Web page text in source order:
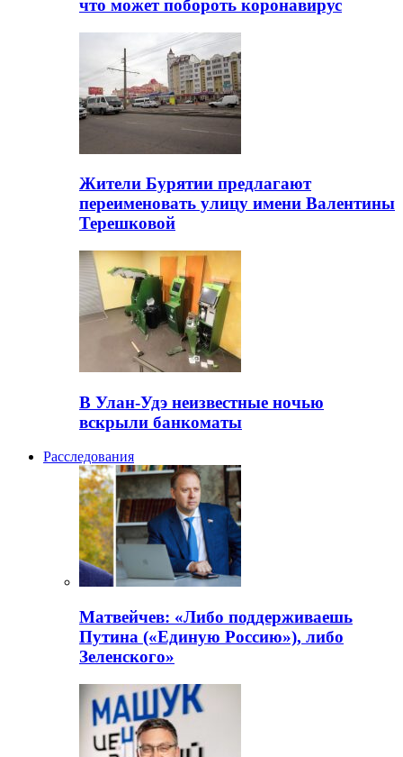
что может побороть коронавирус
Жители Бурятии предлагают
переименовать улицу имени Валентины
Терешковой
В Улан-Удэ неизвестные ночью
вскрыли банкоматы
Расследования
Матвейчев: «Либо поддерживаешь
Путина («Единую Россию»), либо
Зеленского»